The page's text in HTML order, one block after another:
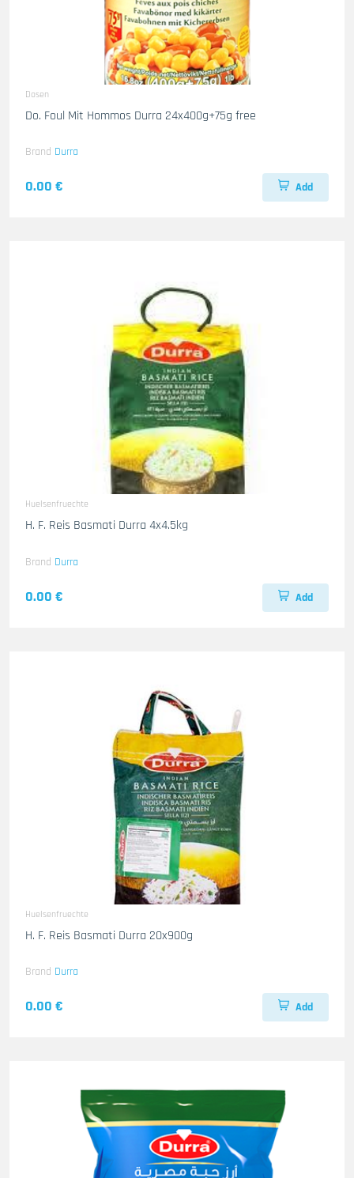
Dosen
Do. Foul Mit Hommos Durra 24x400g+75g free
Brand Durra
0.00 € Add
Huelsenfruechte
H. F. Reis Basmati Durra 4x4.5kg
Brand Durra
0.00 € Add
Huelsenfruechte
H. F. Reis Basmati Durra 20x900g
Brand Durra
0.00 € Add